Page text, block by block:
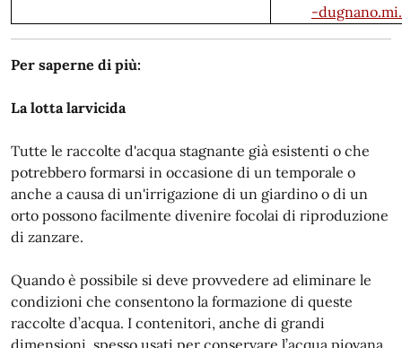
-
Per saperne di più:
La lotta larvicida
Tutte le raccolte d'acqua stagnante già esistenti o che
potrebbero formarsi in occasione di un temporale o
anche a causa di un'irrigazione di un giardino o di un
orto possono facilmente divenire focolai di riproduzione
di zanzare.
Quando è possibile si deve provvedere ad eliminare le
condizioni che consentono la formazione di queste
raccolte d’acqua. I contenitori, anche di grandi
dimensioni, spesso usati per conservare l’acqua piovana